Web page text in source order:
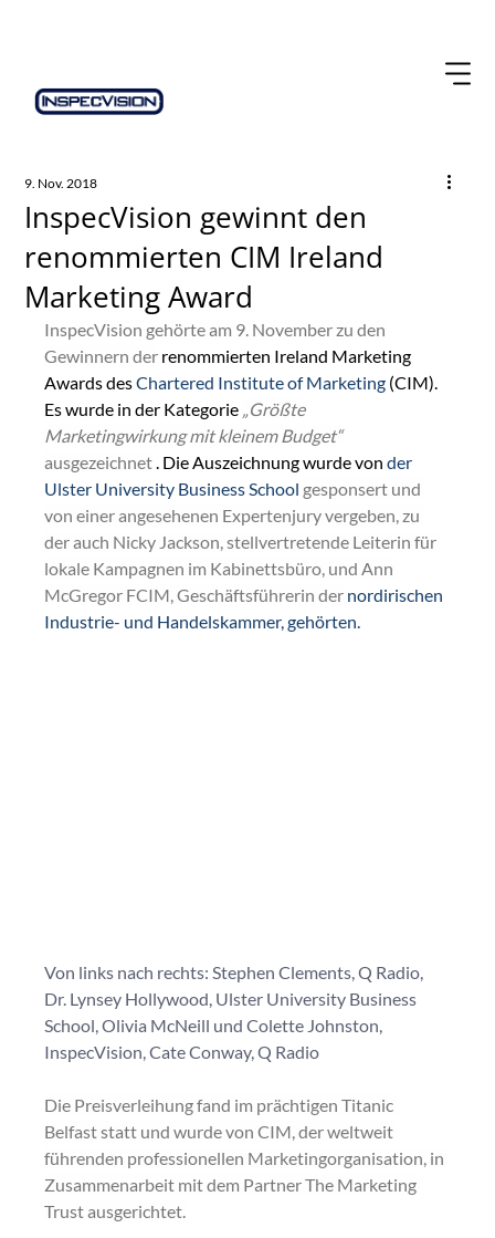
InspecVision gewinnt den
renommierten CIM Ireland
Marketing Award
9. Nov. 2018
InspecVision gehörte am 9. November zu den
Gewinnern der renommierten Ireland Marketing
Awards des Chartered Institute of Marketing (CIM).
Es wurde in der Kategorie „Größte
Marketingwirkung mit kleinem Budget“
ausgezeichnet . Die Auszeichnung wurde von der
Ulster University Business School gesponsert und
von einer angesehenen Expertenjury vergeben, zu
der auch Nicky Jackson, stellvertretende Leiterin für
lokale Kampagnen im Kabinettsbüro, und Ann
McGregor FCIM, Geschäftsführerin der nordirischen
Industrie- und Handelskammer, gehörten.
Von links nach rechts: Stephen Clements, Q Radio,
Dr. Lynsey Hollywood, Ulster University Business
School, Olivia McNeill und Colette Johnston,
InspecVision, Cate Conway, Q Radio
Die Preisverleihung fand im prächtigen Titanic
Belfast statt und wurde von CIM, der weltweit
führenden professionellen Marketingorganisation, in
Zusammenarbeit mit dem Partner The Marketing
Trust ausgerichtet.